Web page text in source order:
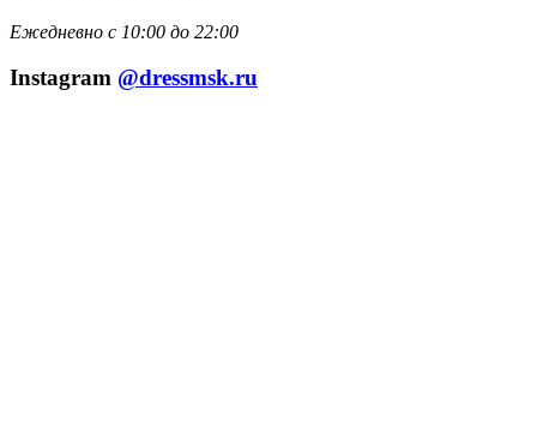
Ежедневно с 10:00 до 22:00
Instagram @dressmsk.ru